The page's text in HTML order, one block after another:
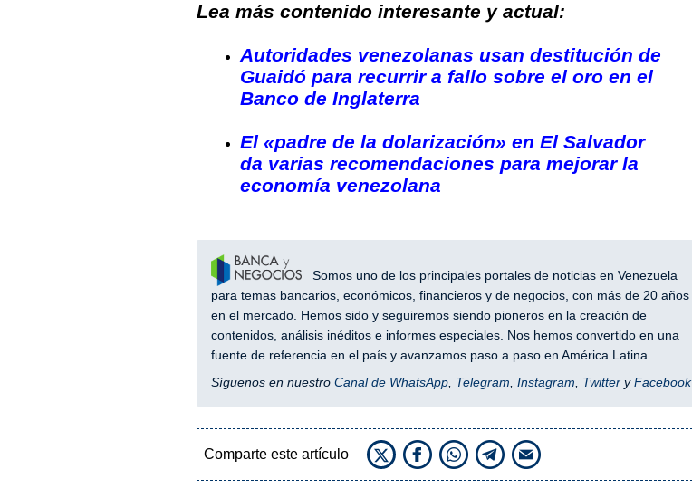
Lea más contenido interesante y actual:
Autoridades venezolanas usan destitución de
Guaidó para recurrir a fallo sobre el oro en el
Banco de Inglaterra
El «padre de la dolarización» en El Salvador
da varias recomendaciones para mejorar la
economía venezolana
Somos uno de los principales portales de noticias en Venezuela
para temas bancarios, económicos, financieros y de negocios, con más de 20 años
en el mercado. Hemos sido y seguiremos siendo pioneros en la creación de
contenidos, análisis inéditos e informes especiales. Nos hemos convertido en una
fuente de referencia en el país y avanzamos paso a paso en América Latina.
Síguenos en nuestro Canal de WhatsApp, Telegram, Instagram, TwitteryFacebook
Comparte este artículo